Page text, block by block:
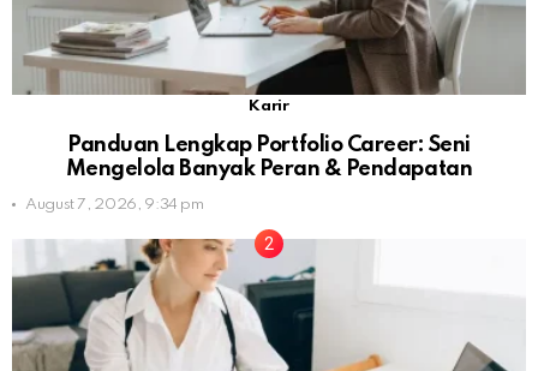
Karir
Panduan Lengkap Portfolio Career: Seni
Mengelola Banyak Peran & Pendapatan
August 7, 2026, 9:34 pm